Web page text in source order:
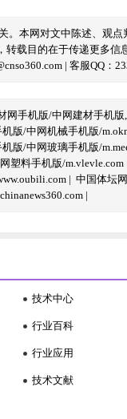
。本网对文中陈述、观
载目的在于传递更多
| 客服QQ：
网手机版/中网建材手机版
版/中网机械手机版/
版/中网玻璃手机版/
塑料手机版/m.vlevle.com
| 中国体坛
|
技术中心
行业百科
行业应用
技术文献